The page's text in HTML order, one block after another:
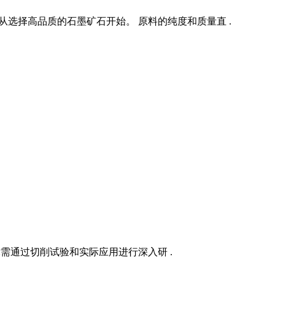
选择高品质的石墨矿石开始。 原料的纯度和质量直 .
通过切削试验和实际应用进行深入研 .